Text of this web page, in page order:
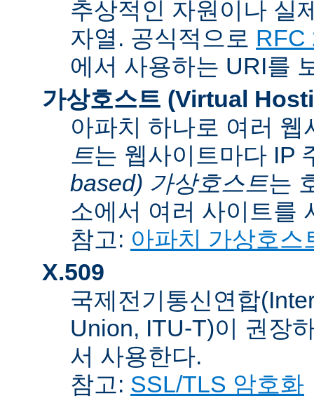
추상적인 자원이나 실
자열. 공식적으로 RFC
에서 사용하는 URI를
가상호스트 (Virtual
아파치 하나로 여러
트는 웹사이트마다 IP
based) 가상호스트는
소에서 여러 사이트를
참고: 아파치 가상호스
X.509
국제전기통신연합
Union, ITU-T)이 권장
서 사용한다.
참고: SSL/TLS 암호화